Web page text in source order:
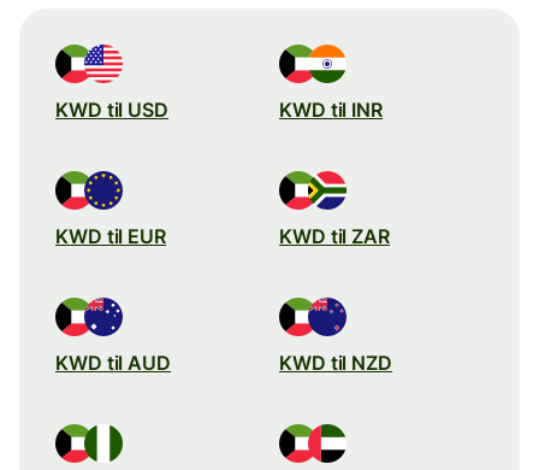
KWD til USD KWD til INR
KWD til EUR KWD til ZAR
KWD til AUD KWD til NZD